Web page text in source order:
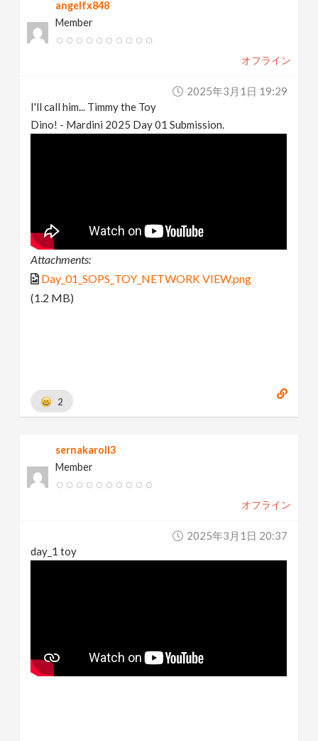
angelfx848
Member
オフライン
2025年3月1日 19:29
I'll call him... Timmy the Toy
Dino! - Mardini 2025 Day 01 Submission.
Attachments:
Day_01_SOPS_TOY_NETWORK VIEW.png
(1.2 MB)
2
sernakaroll3
Member
オフライン
2025年3月1日 20:37
day_1 toy